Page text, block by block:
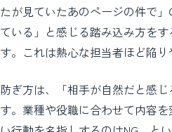
たが見ていたあのページの件で
ている」と感じる踏み込み方を
す。これは熱心な担当者ほど陥り
防ぎ方は、「相手が自然だと感
す。業種や役職に合わせて内容